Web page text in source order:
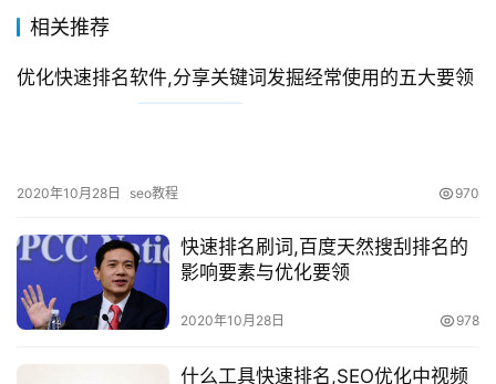
相关推荐
优化快速排名软件,分享关键词发掘经常使用的五大要领
2020年10月28日 seo教程 970
快速排名刷词,百度天然搜刮排名的
影响要素与优化要领
2020年10月28日 978
什么工具快速排名,SEO优化中视频